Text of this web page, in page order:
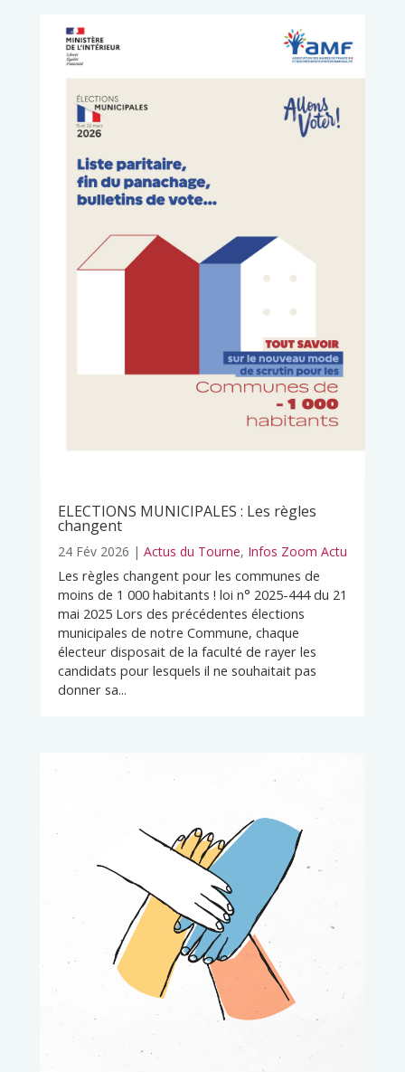
ELECTIONS MUNICIPALES : Les règles
changent
24 Fév 2026 | Actus du Tourne, Infos Zoom Actu
Les règles changent pour les communes de
moins de 1 000 habitants ! loi n° 2025-444 du 21
mai 2025 Lors des précédentes élections
municipales de notre Commune, chaque
électeur disposait de la faculté de rayer les
candidats pour lesquels il ne souhaitait pas
donner sa...